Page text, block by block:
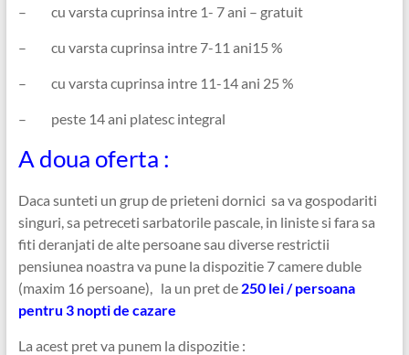
– cu varsta cuprinsa intre 1- 7 ani – gratuit
– cu varsta cuprinsa intre 7-11 ani15 %
– cu varsta cuprinsa intre 11-14 ani 25 %
– peste 14 ani platesc integral
A doua oferta :
Daca sunteti un grup de prieteni dornici sa va gospodariti
singuri, sa petreceti sarbatorile pascale, in liniste si fara sa
fiti deranjati de alte persoane sau diverse restrictii
pensiunea noastra va pune la dispozitie 7 camere duble
(maxim 16 persoane), la un pret de 250 lei / persoana
pentru 3 nopti de cazare
La acest pret va punem la dispozitie :